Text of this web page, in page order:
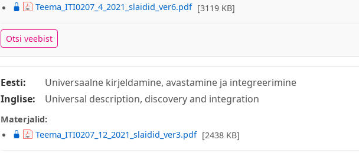
Teema_ITI0207_4_2021_slaidid_ver6.pdf [3119 KB]
Otsi veebist
Eesti:
Universaalne kirjeldamine, avastamine ja integreerimine
Inglise:
Universal description, discovery and integration
Materjalid:
Teema_ITI0207_12_2021_slaidid_ver3.pdf [2438 KB]